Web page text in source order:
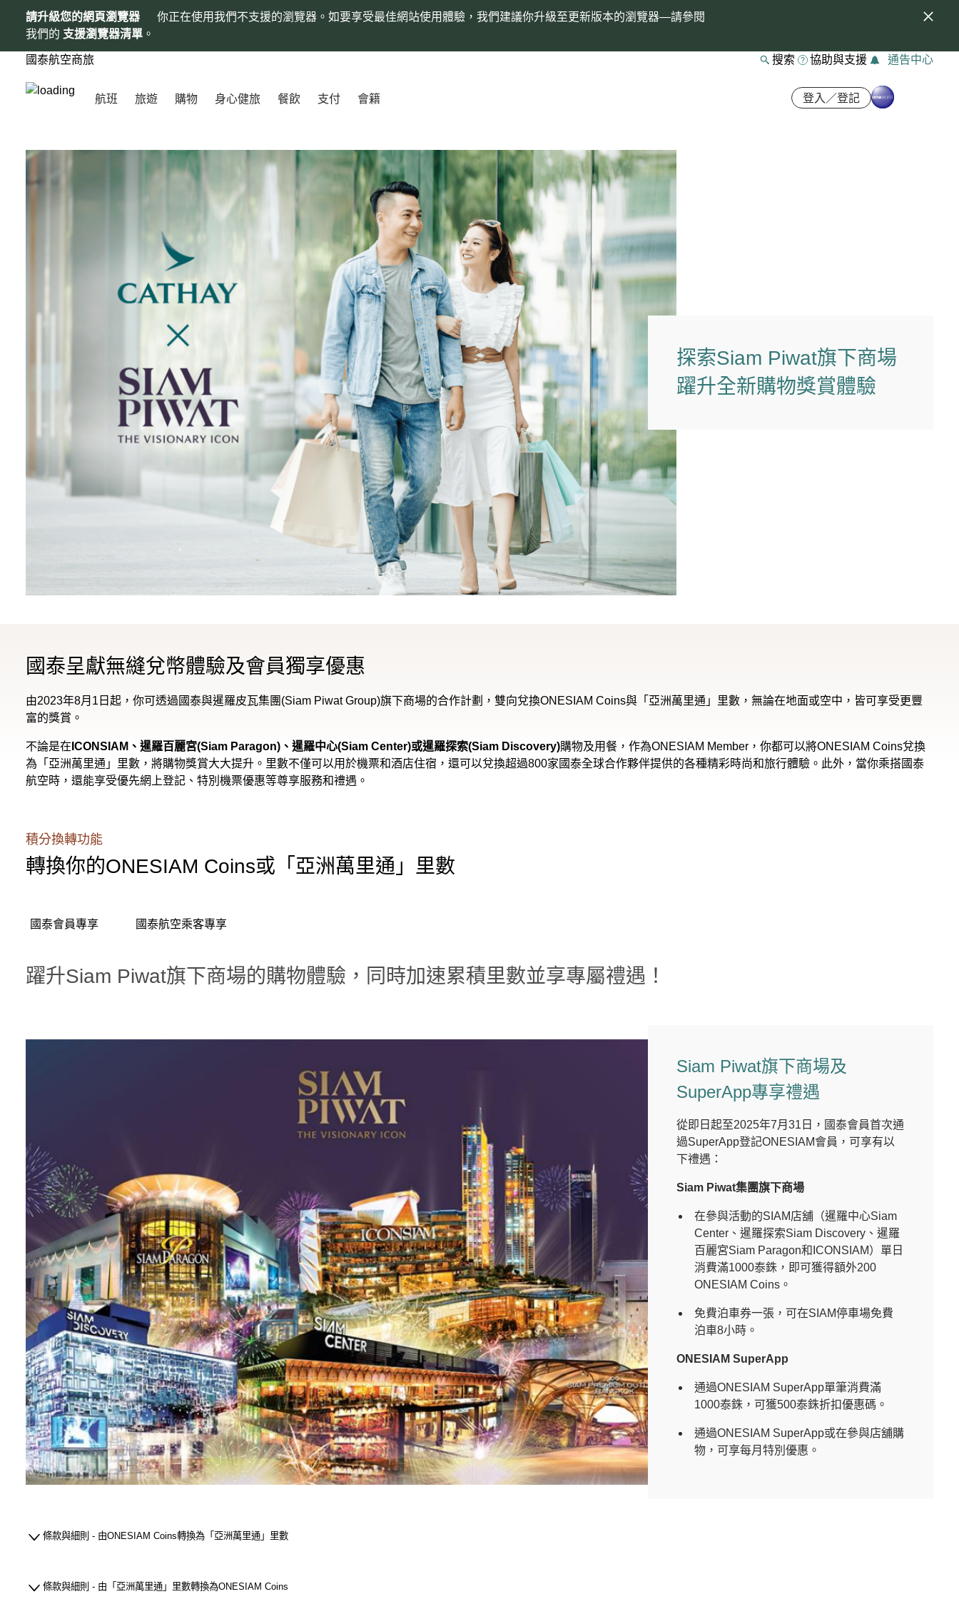
請升級您的網頁瀏覽器
你正在使用我們不支援的瀏覽器。如要享受最佳網站使用體驗，我們建議你升級至更新版本的瀏覽器—請參閱
我們的 支援瀏覽器清單 。
國泰航空商旅 搜索 協助與支援 通告中心
航班 旅遊 購物 身心健旅 餐飲 支付 會籍 登入／登記
探索Siam Piwat旗下商場
躍升全新購物獎賞體驗
國泰呈獻無縫兌幣體驗及會員獨享優惠
由2023年8月1日起，你可透過國泰與暹羅皮瓦集團(Siam Piwat Group)旗下商場的合作計劃，雙向兌換ONESIAM Coins與「亞洲萬里通」里數，無論在地面或空中，皆可享受更豐
富的獎賞。
不論是在 ICONSIAM、暹羅百麗宮(Siam Paragon)、暹羅中心(Siam Center)或暹羅探索(Siam Discovery)購物及用餐，作為ONESIAM Member，你都可以將ONESIAM Coins兌換
為「亞洲萬里通」里數，將購物獎賞大大提升。里數不僅可以用於機票和酒店住宿，還可以兌換超過800家國泰全球合作夥伴提供的各種精彩時尚和旅行體驗。此外，當你乘搭國泰
航空時，還能享受優先網上登記、特別機票優惠等尊享服務和禮遇。
積分換轉功能
轉換你的ONESIAM Coins或「亞洲萬里通」里數
國泰會員專享 國泰航空乘客專享
躍升Siam Piwat旗下商場的購物體驗，同時加速累積里數並享專屬禮遇！
Siam Piwat旗下商場及
SuperApp專享禮遇
從即日起至2025年7月31日，國泰會員首次通
過SuperApp登記ONESIAM會員，可享有以
下禮遇：
Siam Piwat集團旗下商場
在參與活動的SIAM店舖（暹羅中心Siam
Center、暹羅探索Siam Discovery、暹羅
百麗宮Siam Paragon和ICONSIAM）單日
消費滿1000泰銖，即可獲得額外200
ONESIAM Coins。
免費泊車券一張，可在SIAM停車場免費
泊車8小時。
ONESIAM SuperApp
通過ONESIAM SuperApp單筆消費滿
1000泰銖，可獲500泰銖折扣優惠碼。
通過ONESIAM SuperApp或在參與店舖購
物，可享每月特別優惠。
條款與細則 - 由ONESIAM Coins轉換為「亞洲萬里通」里數
條款與細則 - 由「亞洲萬里通」里數轉換為ONESIAM Coins